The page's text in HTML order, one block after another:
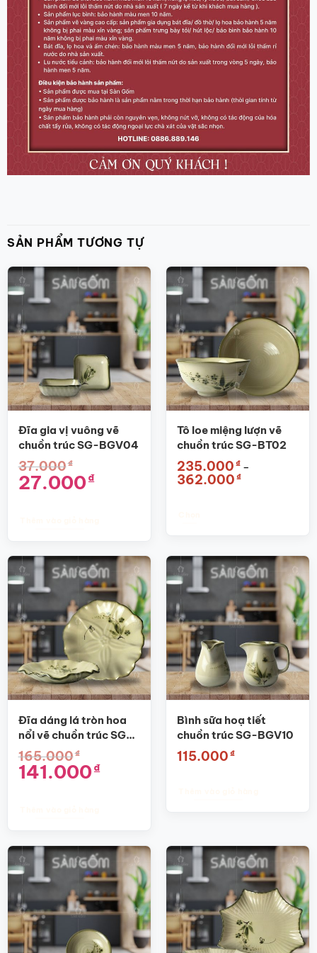
SẢN PHẨM TƯƠNG TỰ
Đĩa gia vị vuông vẽ
chuồn trúc SG-BGV04
37.000₫
Giá
gốc
27.000₫Giá
hiện
Tô loe miệng lượn vẽ
chuồn trúc SG-BT02
235.000 ₫ –
362.000 ₫Khoảng
này
có
nhiều
biến
thể.
Các
tùy
chọn
có
thể
chọn
trên
trang
Đĩa dáng lá tròn hoa
nổi vẽ chuồn trúc SG-
D05
165.000₫
Giá
gốc
141.000₫Giá
hiện
Bình sữa hoạ tiết
chuồn trúc SG-BGV10
115.000 ₫